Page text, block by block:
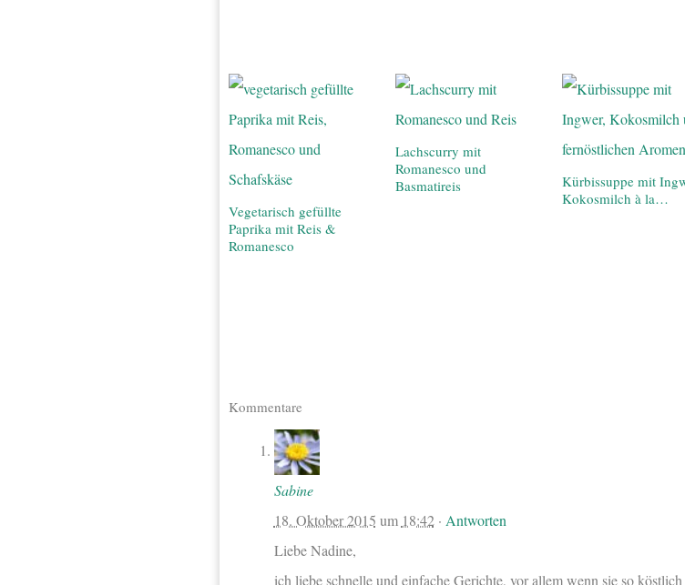
Vegetarisch gefüllte
Paprika mit Reis &
Romanesco
Lachscurry mit
Romanesco und
Basmatireis
Kürbissuppe mit
Kokosmilch à la…
Kommentare
Sabine
18. Oktober 2015 um 18:42· Antworten
Liebe Nadine,
ich liebe schnelle und einfache Gerichte, vor allem wenn sie so köstlich